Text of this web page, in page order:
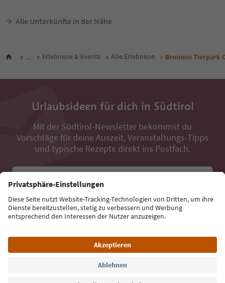
Alle Unterkünfte in der Nähe
... Erlebnisse & Events Alle Erlebnisse Brunnen Tierpark
Urlaubsideen für dich in Südtirol
Mit der Südtirol-Newsletter bekommst du
Vorschläge für deine Auszeit, Veranstaltungs-Tipps
und typische Rezepte direkt ins Postfach.
Jetzt anmelden